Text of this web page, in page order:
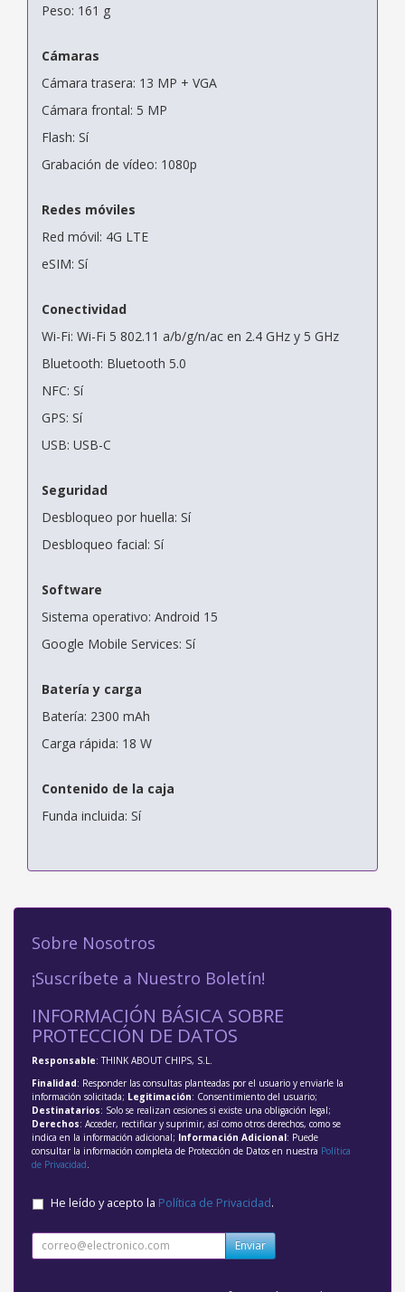
Peso: 161 g
Cámaras
Cámara trasera: 13 MP + VGA
Cámara frontal: 5 MP
Flash: Sí
Grabación de vídeo: 1080p
Redes móviles
Red móvil: 4G LTE
eSIM: Sí
Conectividad
Wi-Fi: Wi-Fi 5 802.11 a/b/g/n/ac en 2.4 GHz y 5 GHz
Bluetooth: Bluetooth 5.0
NFC: Sí
GPS: Sí
USB: USB-C
Seguridad
Desbloqueo por huella: Sí
Desbloqueo facial: Sí
Software
Sistema operativo: Android 15
Google Mobile Services: Sí
Batería y carga
Batería: 2300 mAh
Carga rápida: 18 W
Contenido de la caja
Funda incluida: Sí
Sobre Nosotros
¡Suscríbete a Nuestro Boletín!
INFORMACIÓN BÁSICA SOBRE
PROTECCIÓN DE DATOS
Responsable: THINK ABOUT CHIPS, S.L.
Finalidad: Responder las consultas planteadas por el usuario y enviarle la
información solicitada; Legitimación: Consentimiento del usuario;
Destinatarios: Solo se realizan cesiones si existe una obligación legal;
Derechos: Acceder, rectificar y suprimir, así como otros derechos, como se
indica en la información adicional; Información Adicional: Puede
consultar la información completa de Protección de Datos en nuestra Política
de Privacidad
He leído y acepto la Política de Privacidad.
Enviar